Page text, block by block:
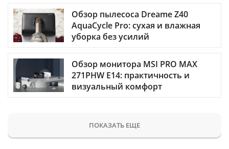
Обзор пылесоса Dreame Z40
AquaCycle Pro: сухая и влажная
уборка без усилий
Обзор монитора MSI PRO MAX
271PHW E14: практичность и
визуальный комфорт
ПОКАЗАТЬ ЕЩЕ